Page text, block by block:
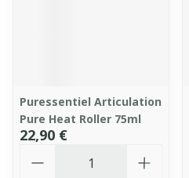
Puressentiel Articulation
Pure Heat Roller 75ml
22,90 €